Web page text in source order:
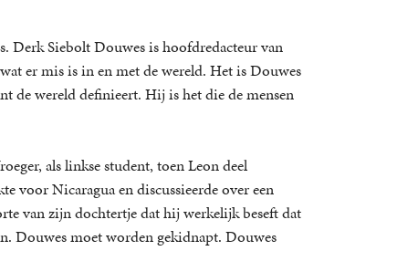
Derk Siebolt Douwes is hoofdredacteur van
er mis is in en met de wereld. Het is Douwes
de wereld definieert. Hij is het die de mensen
als linkse student, toen Leon deel
voor Nicaragua en discussieerde over een
van zijn dochtertje dat hij werkelijk beseft dat
Douwes moet worden gekidnapt. Douwes